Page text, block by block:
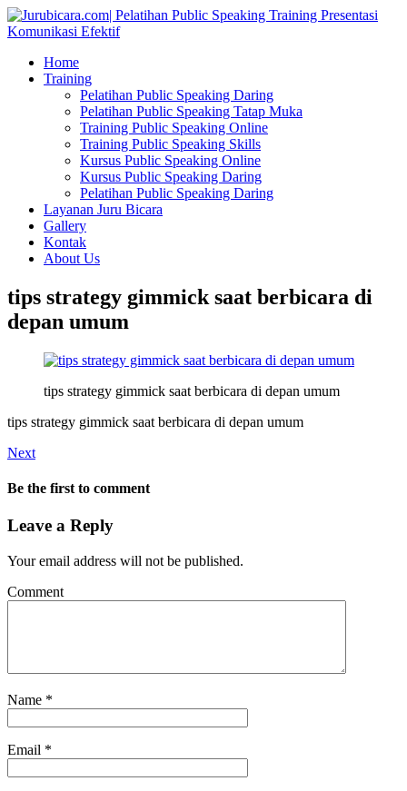
Home
Training
Pelatihan Public Speaking Daring
Pelatihan Public Speaking Tatap Muka
Training Public Speaking Online
Training Public Speaking Skills
Kursus Public Speaking Online
Kursus Public Speaking Daring
Pelatihan Public Speaking Daring
Layanan Juru Bicara
Gallery
Kontak
About Us
tips strategy gimmick saat berbicara di
depan umum
tips strategy gimmick saat berbicara di depan umum
tips strategy gimmick saat berbicara di depan umum
Next
Be the first to comment
Leave a Reply
Your email address will not be published.
Comment
Name *
Email *